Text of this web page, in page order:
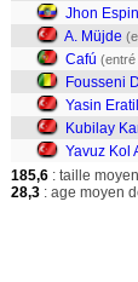
Jhon
A. Müjde
Cafú (entré
Fousseni
Yasin
Kubilay
Yavuz Kol
185,6 : taille
28,3 : age moyen